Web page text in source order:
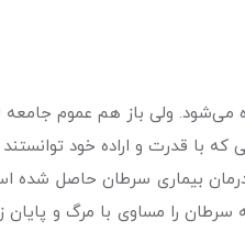
ولی باز هم عموم جامعه
که با قدرت و اراده خود
درمان بیماری سرطان حاصل
را مساوی با مرگ و پایان